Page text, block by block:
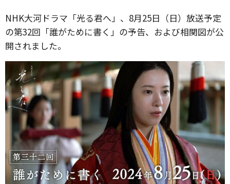
NHK大河ドラマ「光る君へ」、8月25日（日）放送予定
の第32回「誰がために書く」の予告、および相関図が公
開されました。